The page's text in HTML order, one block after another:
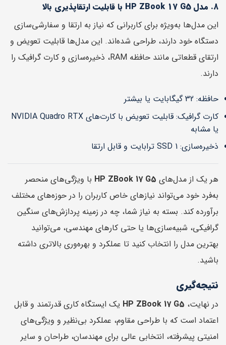
8. مدل HP ZBook 17 G5 با قابلیت ارتقاپذیری بالا
این مدل‌ها به‌ویژه برای کاربرانی که نیاز به ارتقا و سفارشی‌سازی
دستگاه خود دارند، طراحی شده‌اند. این مدل‌ها قابلیت تعویض و
ارتقای قطعاتی مانند حافظه RAM، ذخیره‌سازی و کارت گرافیک را
دارند.
حافظه: 32 گیگابایت یا بیشتر
کارت گرافیک: قابلیت تعویض با کارت‌های NVIDIA Quadro RTX
یا مشابه
ذخیره‌سازی: SSD 1 ترابایت و قابل ارتقا
هر یک از مدل‌های HP ZBook 17 G5 با ویژگی‌های منحصر
به‌فرد خود می‌تواند نیازهای خاص کاربران را در حوزه‌های مختلف
برآورده کند. بسته به نیاز شما، چه در زمینه پردازش‌های سنگین
گرافیکی، شبیه‌سازی‌ها یا حتی کارهای مهندسی، می‌توانید
بهترین مدل را انتخاب کنید تا عملکرد و بهره‌وری بالاتری داشته
باشید.
نتیجه‌گیری
در نهایت، HP ZBook 17 G5 یک ایستگاه کاری قدرتمند و قابل
اعتماد است که با طراحی مقاوم، عملکرد بی‌نظیر و ویژگی‌های
امنیتی پیشرفته، انتخابی عالی برای مهندسان، طراحان و سایر